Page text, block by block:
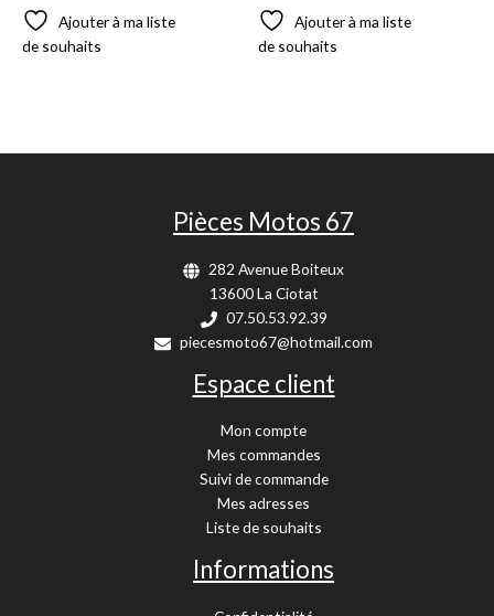
Ajouter à ma liste
de souhaits
Ajouter à ma liste
de souhaits
Pièces Motos 67
282 Avenue Boiteux
13600 La Ciotat
07.50.53.92.39
piecesmoto67@hotmail.com
Espace client
Mon compte
Mes commandes
Suivi de commande
Mes adresses
Liste de souhaits
Informations